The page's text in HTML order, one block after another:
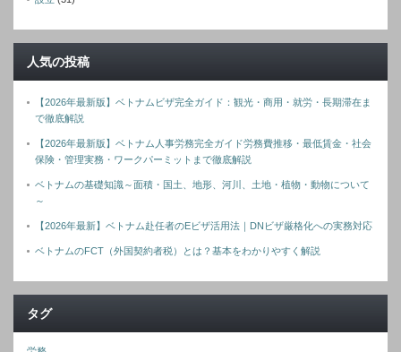
人気の投稿
【2026年最新版】ベトナムビザ完全ガイド：観光・商用・就労・長期滞在ま
で徹底解説
【2026年最新版】ベトナム人事労務完全ガイド労務費推移・最低賃金・社会
保険・管理実務・ワークパーミットまで徹底解説
ベトナムの基礎知識～面積・国土、地形、河川、土地・植物・動物について
～
【2026年最新】ベトナム赴任者のEビザ活用法｜DNビザ厳格化への実務対応
ベトナムのFCT（外国契約者税）とは？基本をわかりやすく解説
タグ